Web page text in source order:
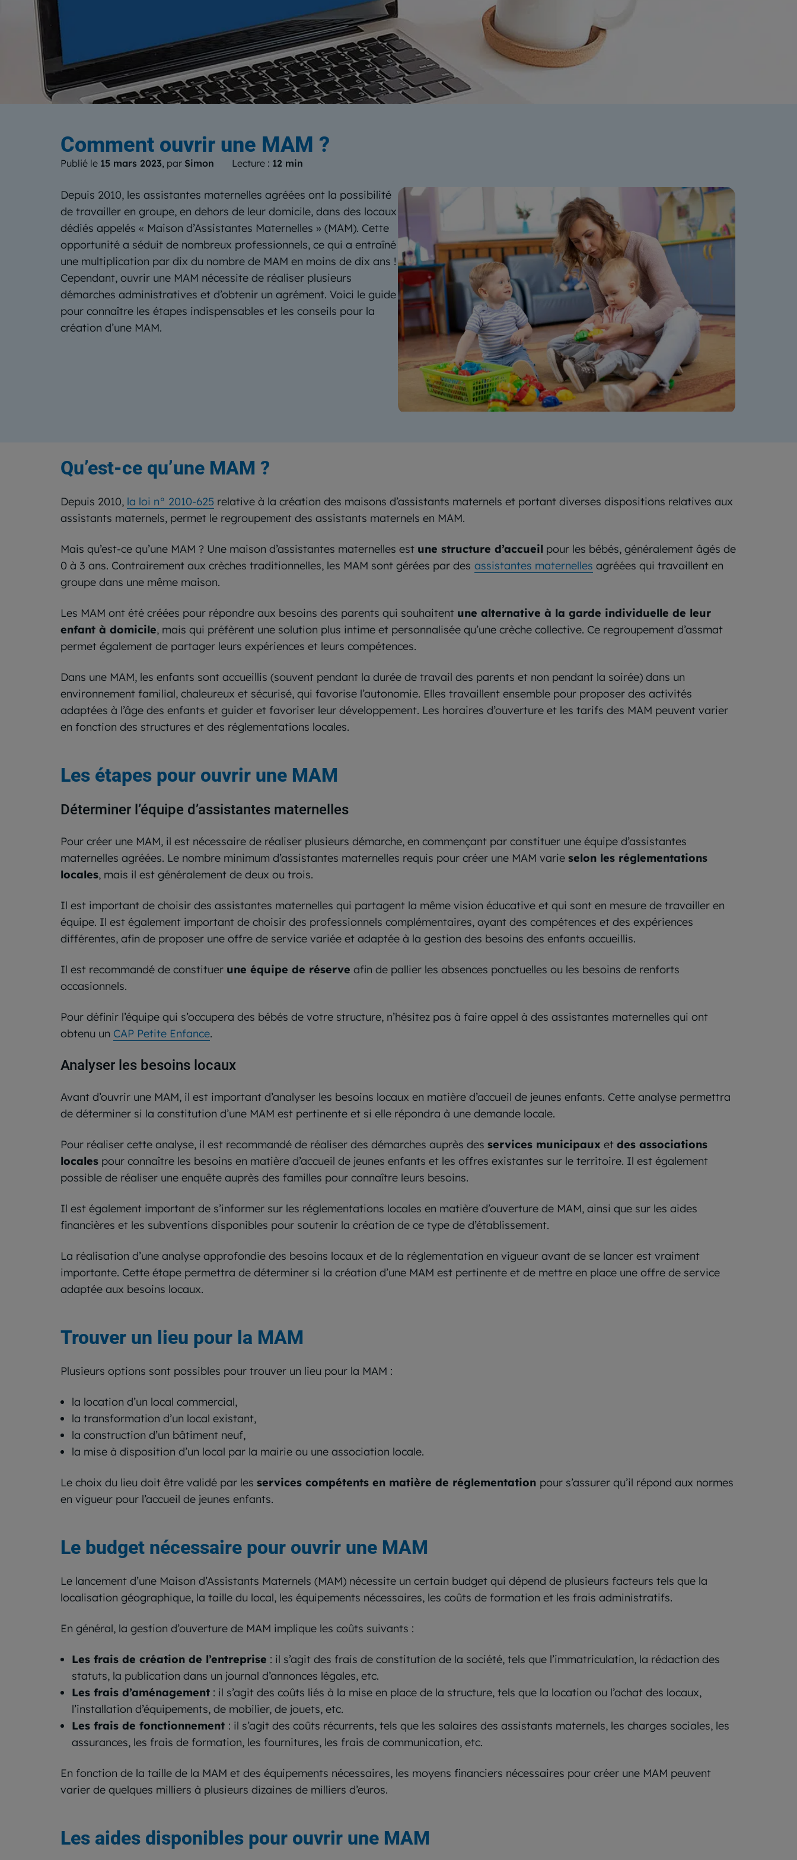
Le blogdu Centre Européen de Formation
Comment ouvrir une MAM ?
Publié le 15 mars 2023, par Simon Lecture : 12 min
Depuis 2010, les assistantes maternelles agréées ont la possibilité
de travailler en groupe, en dehors de leur domicile, dans des locaux
dédiés appelés « Maison d’Assistantes Maternelles » (MAM). Cette
opportunité a séduit de nombreux professionnels, ce qui a entraîné
une multiplication par dix du nombre de MAM en moins de dix ans !
Cependant, ouvrir une MAM nécessite de réaliser plusieurs
démarches administratives et d’obtenir un agrément. Voici le guide
pour connaître les étapes indispensables et les conseils pour la
création d’une MAM.
Qu’est-ce qu’une MAM ?
Depuis 2010, la loi n° 2010-625 relative à la création des maisons d’assistants maternels et portant diverses dispositions relatives aux
assistants maternels, permet le regroupement des assistants maternels en MAM.
Mais qu’est-ce qu’une MAM ? Une maison d’assistantes maternelles est une structure d’accueil pour les bébés, généralement âgés de
0 à 3 ans. Contrairement aux crèches traditionnelles, les MAM sont gérées par des assistantes maternelles agréées qui travaillent en
groupe dans une même maison.
Les MAM ont été créées pour répondre aux besoins des parents qui souhaitent une alternative à la garde individuelle de leur
enfant à domicile, mais qui préfèrent une solution plus intime et personnalisée qu’une crèche collective. Ce regroupement d’assmat
permet également de partager leurs expériences et leurs compétences.
Dans une MAM, les enfants sont accueillis (souvent pendant la durée de travail des parents et non pendant la soirée) dans un
environnement familial, chaleureux et sécurisé, qui favorise l’autonomie. Elles travaillent ensemble pour proposer des activités
adaptées à l’âge des enfants et guider et favoriser leur développement. Les horaires d’ouverture et les tarifs des MAM peuvent varier
en fonction des structures et des réglementations locales.
Les étapes pour ouvrir une MAM
Déterminer l’équipe d’assistantes maternelles
Pour créer une MAM, il est nécessaire de réaliser plusieurs démarche, en commençant par constituer une équipe d’assistantes
maternelles agréées. Le nombre minimum d’assistantes maternelles requis pour créer une MAM varie selon les réglementations
locales, mais il est généralement de deux ou trois.
Il est important de choisir des assistantes maternelles qui partagent la même vision éducative et qui sont en mesure de travailler en
équipe. Il est également important de choisir des professionnels complémentaires, ayant des compétences et des expériences
différentes, afin de proposer une offre de service variée et adaptée à la gestion des besoins des enfants accueillis.
Il est recommandé de constituer une équipe de réserve afin de pallier les absences ponctuelles ou les besoins de renforts
occasionnels.
Pour définir l’équipe qui s’occupera des bébés de votre structure, n’hésitez pas à faire appel à des assistantes maternelles qui ont
obtenu un CAP Petite Enfance.
Analyser les besoins locaux
Avant d’ouvrir une MAM, il est important d’analyser les besoins locaux en matière d’accueil de jeunes enfants. Cette analyse permettra
de déterminer si la constitution d’une MAM est pertinente et si elle répondra à une demande locale.
Pour réaliser cette analyse, il est recommandé de réaliser des démarches auprès des services municipaux et des associations
locales pour connaître les besoins en matière d’accueil de jeunes enfants et les offres existantes sur le territoire. Il est également
possible de réaliser une enquête auprès des familles pour connaître leurs besoins.
Il est également important de s’informer sur les réglementations locales en matière d’ouverture de MAM, ainsi que sur les aides
financières et les subventions disponibles pour soutenir la création de ce type de d’établissement.
La réalisation d’une analyse approfondie des besoins locaux et de la réglementation en vigueur avant de se lancer est vraiment
importante. Cette étape permettra de déterminer si la création d’une MAM est pertinente et de mettre en place une offre de service
adaptée aux besoins locaux.
Trouver un lieu pour la MAM
Plusieurs options sont possibles pour trouver un lieu pour la MAM :
la location d’un local commercial,
la transformation d’un local existant,
la construction d’un bâtiment neuf,
la mise à disposition d’un local par la mairie ou une association locale.
Le choix du lieu doit être validé par les services compétents en matière de réglementation pour s’assurer qu’il répond aux normes
en vigueur pour l’accueil de jeunes enfants.
Le budget nécessaire pour ouvrir une MAM
Le lancement d’une Maison d’Assistants Maternels (MAM) nécessite un certain budget qui dépend de plusieurs facteurs tels que la
localisation géographique, la taille du local, les équipements nécessaires, les coûts de formation et les frais administratifs.
En général, la gestion d’ouverture de MAM implique les coûts suivants :
Les frais de création de l’entreprise : il s’agit des frais de constitution de la société, tels que l’immatriculation, la rédaction des
statuts, la publication dans un journal d’annonces légales, etc.
Les frais d’aménagement : il s’agit des coûts liés à la mise en place de la structure, tels que la location ou l’achat des locaux,
l’installation d’équipements, de mobilier, de jouets, etc.
Les frais de fonctionnement : il s’agit des coûts récurrents, tels que les salaires des assistants maternels, les charges sociales, les
assurances, les frais de formation, les fournitures, les frais de communication, etc.
En fonction de la taille de la MAM et des équipements nécessaires, les moyens financiers nécessaires pour créer une MAM peuvent
varier de quelques milliers à plusieurs dizaines de milliers d’euros.
Les aides disponibles pour ouvrir une MAM